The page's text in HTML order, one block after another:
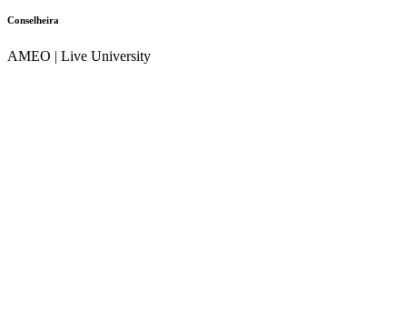
Conselheira
AMEO | Live University